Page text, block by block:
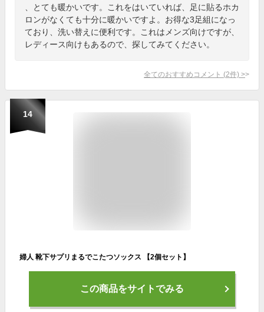
、とても暖かいです。これをはいていれば、足に貼るホカ
ロンがなくても十分に暖かいですよ。お得な3足組になっ
ており、洗い替えに便利です。これはメンズ向けですが、
レディース向けもあるので、探してみてください。
全てのおすすめコメント (2件) >
14
婦人 靴下サプリまるでこたつソックス 【2個セット】
この商品をサイトでみる